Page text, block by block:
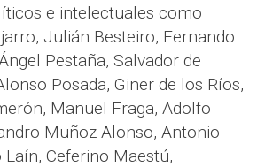
e intelectuales como
Julián Besteiro, Fernando
Pestaña, Salvador de
Posada, Giner de los Ríos,
Manuel Fraga, Adolfo
Muñoz Alonso, Antonio
Laín, Ceferino Maestú,